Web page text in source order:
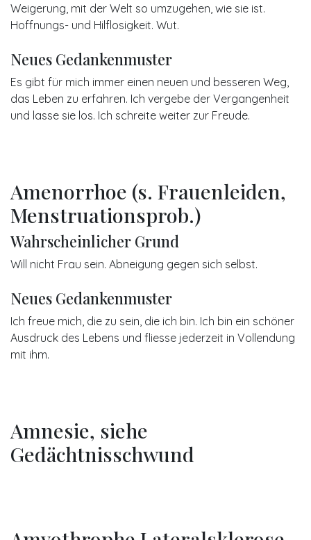
Weigerung, mit der Welt so umzugehen, wie sie ist.
Hoffnungs- und Hilflosigkeit. Wut.
Neues Gedankenmuster
Es gibt für mich immer einen neuen und besseren Weg,
das Leben zu erfahren. Ich vergebe der Vergangenheit
und lasse sie los. Ich schreite weiter zur Freude.
Amenorrhoe (s. Frauenleiden,
Menstruationsprob.)
Wahrscheinlicher Grund
Will nicht Frau sein. Abneigung gegen sich selbst.
Neues Gedankenmuster
I​ch freue mich, die zu sein, die ich bin. Ich bin ein schöner
Ausdruck des Lebens und fliesse jederzeit in Vollendung
mit ihm.
Amnesie, siehe
Gedächtnisschwund